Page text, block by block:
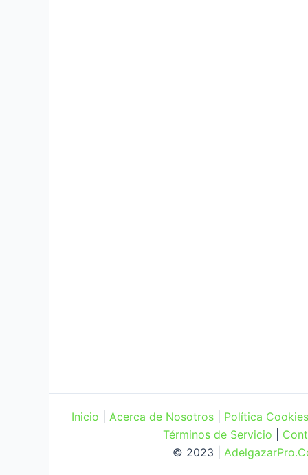
Inicio Acerca de Nosotros Política Cookies
Términos de Servicio
© 2023 |